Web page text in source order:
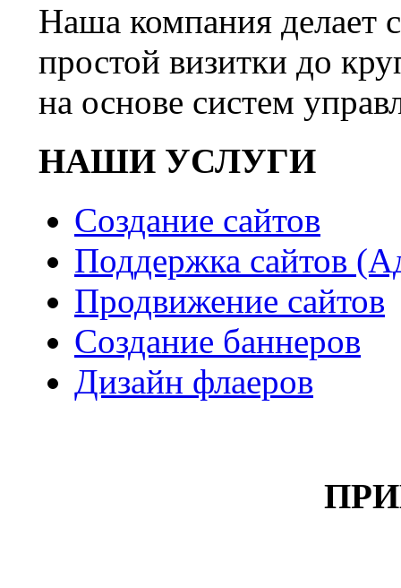
Наша компания делает
простой визитки до
на основе систем
НАШИ УСЛУГИ
Создание сайтов
Поддержка сайтов
Продвижение сайтов
Создание баннеров
Дизайн флаеров